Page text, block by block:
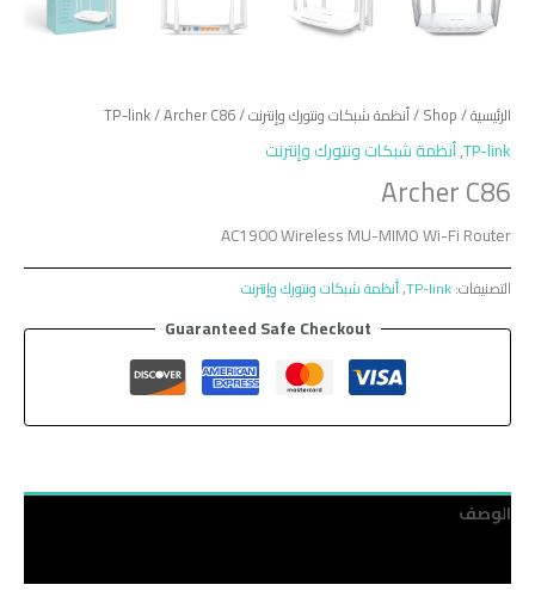
الرئيسية/
Shop
/أنظمة شبكات ونتورك وإنترنت/
TP-link/ Archer C86
TP-link
,أنظمة شبكات ونتورك وإنترنت
Archer C86
AC1900 Wireless MU-MIMO Wi-Fi Router
التصنيفات:TP-link
,أنظمة شبكات ونتورك وإنترنت
Guaranteed Safe Checkout
الوصف